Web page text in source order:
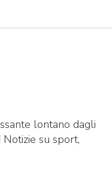
lontano dagli
su sport,